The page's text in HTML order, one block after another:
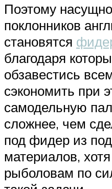
Поэтому
поклонников
становятся
благодаря
обзавестись
сэкономить при
самодельную
сложнее, чем
под фидер из
материалов,
рыболовам по